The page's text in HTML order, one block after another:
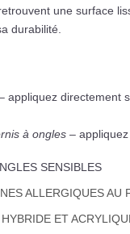
une surface
durabilité.
appliquez directement
à ongles –
SENSIBLES
ALLERGIQUES AU
ET